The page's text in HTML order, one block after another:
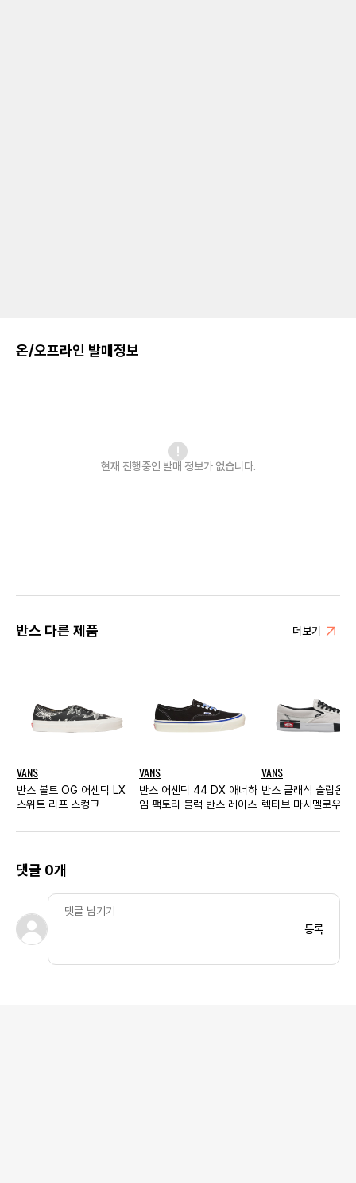
온/오프라인 발매정보
현재 진행중인 발매 정보가 없습니다.
반스 다른 제품 더보기
VANS
반스 볼트 OG 어센틱 LX
스위트 리프 스컹크
VANS
반스 어센틱 44 DX 애너하
임 팩토리 블랙 반스 레이스
VANS
반스 클래식 슬립온
렉티브 마시멜로우
댓글 0개
등록